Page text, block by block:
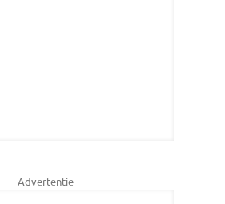
Advertentie